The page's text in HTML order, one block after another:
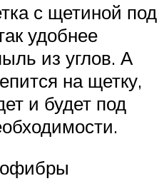
с щетиной под
удобнее
из углов. А
на щетку,
и будет под